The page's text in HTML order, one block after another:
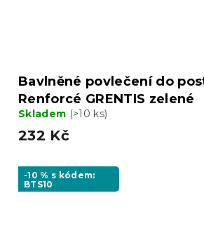
Bavlněné povlečení do
Renforcé GRENTIS zelené
Skladem (>10 ks)
232 Kč
-10 % s kódem:
BTS10